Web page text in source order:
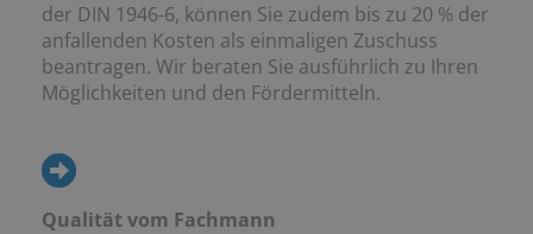
der DIN 1946-6, können Sie zudem bis zu 20 % der
anfallenden Kosten als einmaligen Zuschuss
beantragen. Wir beraten Sie ausführlich zu Ihren
Möglichkeiten und den Fördermitteln.
Qualität vom Fachmann